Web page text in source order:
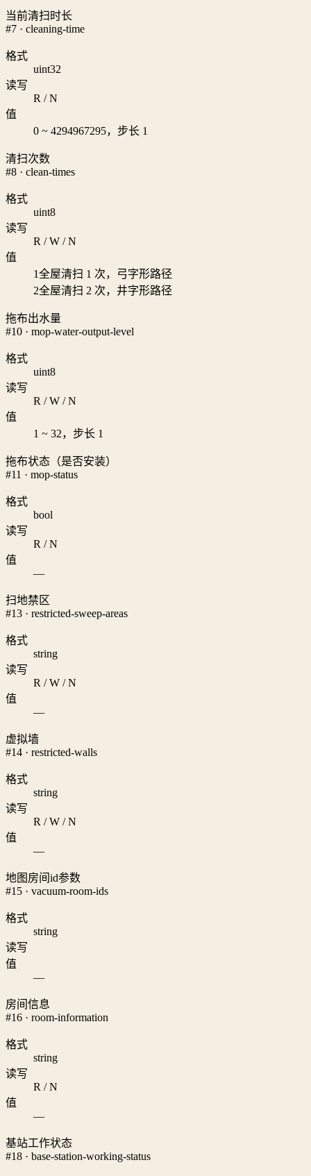
当前清扫时长
#7 · cleaning-time
格式
uint32
读写
R / N
值
0 ~ 4294967295，步长 1
清扫次数
#8 · clean-times
格式
uint8
读写
R / W / N
值
1全屋清扫 1 次，弓字形路径
2全屋清扫 2 次，井字形路径
拖布出水量
#10 · mop-water-output-level
格式
uint8
读写
R / W / N
值
1 ~ 32，步长 1
拖布状态（是否安装）
#11 · mop-status
格式
bool
读写
R / N
值
—
扫地禁区
#13 · restricted-sweep-areas
格式
string
读写
R / W / N
值
—
虚拟墙
#14 · restricted-walls
格式
string
读写
R / W / N
值
—
地图房间id参数
#15 · vacuum-room-ids
格式
string
读写
值
—
房间信息
#16 · room-information
格式
string
读写
R / N
值
—
基站工作状态
#18 · base-station-working-status